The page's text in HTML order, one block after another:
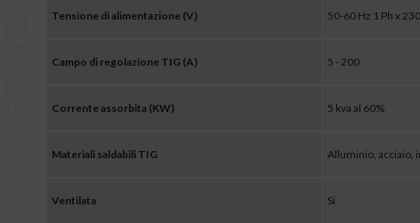
Tensione di alimentazione (V) 50-60 Hz 1 Ph x 230
Campo di regolazione TIG (A) 5 - 200
Corrente assorbita (KW) 5 kva al 60%
Materiali saldabili TIG Alluminio, acciaio,
Ventilata Si